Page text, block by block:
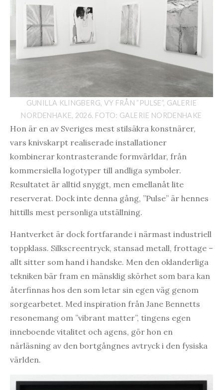
GUNILLA KLINGBERG, VY FRÅN ”PULSE”, GALERIE
NORDENHAKE, 2026. FOTO: GALERIE NORDENHAKE
Hon är en av Sveriges mest stilsäkra konstnärer,
vars knivskarpt realiserade installationer
kombinerar kontrasterande formvärldar, från
kommersiella logotyper till andliga symboler.
Resultatet är alltid snyggt, men emellanåt lite
reserverat. Dock inte denna gång, ”Pulse” är hennes
hittills mest personliga utställning.
Hantverket är dock fortfarande i närmast industriell
toppklass. Silkscreentryck, stansad metall, frottage –
allt sitter som hand i handske. Men den oklanderliga
tekniken bär fram en mänsklig skörhet som bara kan
återfinnas hos den som letar sin egen väg genom
sorgearbetet. Med inspiration från Jane Bennetts
resonemang om ”vibrant matter”, tingens egen
inneboende vitalitet och agens, gör hon en
närläsning av den bortgångnes avtryck i den fysiska
världen.